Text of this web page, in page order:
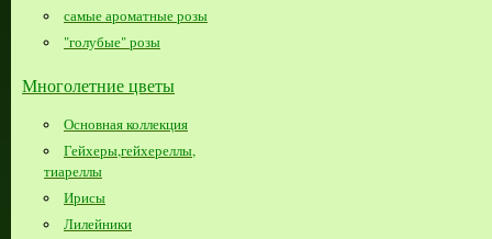
самые ароматные розы
"голубые" розы
Многолетние цветы
Основная коллекция
Гейхеры,гейхереллы,
тиареллы
Ирисы
Лилейники